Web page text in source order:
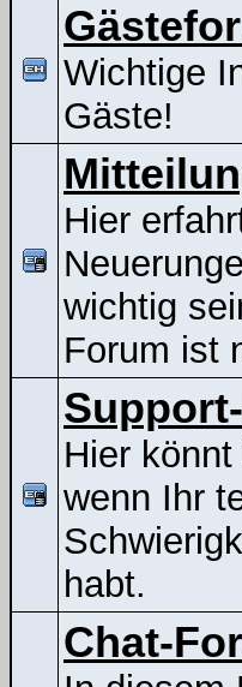
Wichtige
Gäste!
Hier
wichtig
Forum ist
Hier
wenn Ihr
habt.
Chat-